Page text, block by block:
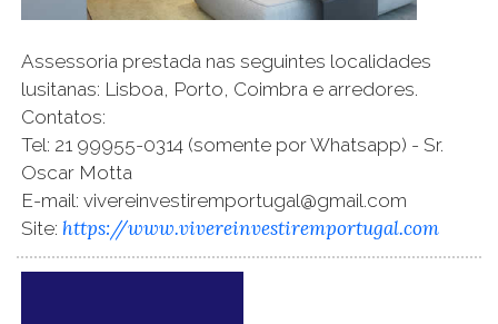
Assessoria prestada nas seguintes localidades
lusitanas: Lisboa, Porto, Coimbra e arredores.
Contatos:
Tel: 21 99955-0314 (somente por Whatsapp) - Sr.
Oscar Motta
E-mail: vivereinvestiremportugal@gmail.com
Site: https://www.vivereinvestiremportugal.com